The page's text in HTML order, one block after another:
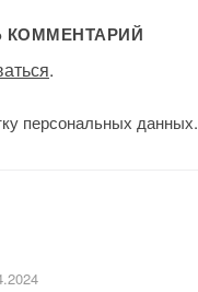
КОММЕНТАРИЙ
.
персональных данных.